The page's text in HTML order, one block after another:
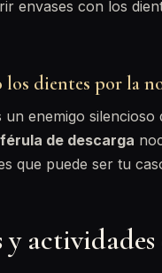
envases con los
los dientes por la
un enemigo
férula de descarga
que puede ser tu
y actividades